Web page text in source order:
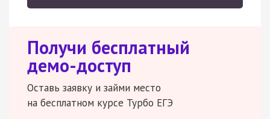
Получи бесплатный
демо-доступ
Оставь заявку и займи место
на бесплатном курсе Турбо ЕГЭ